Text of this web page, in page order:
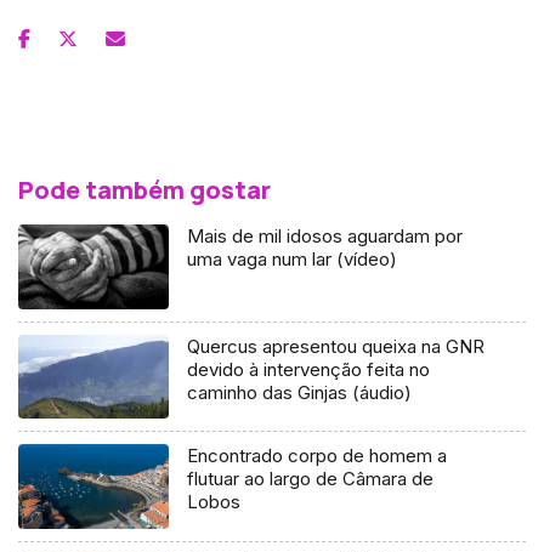
Pode também gostar
Mais de mil idosos aguardam por
uma vaga num lar (vídeo)
Quercus apresentou queixa na GNR
devido à intervenção feita no
caminho das Ginjas (áudio)
Encontrado corpo de homem a
flutuar ao largo de Câmara de
Lobos